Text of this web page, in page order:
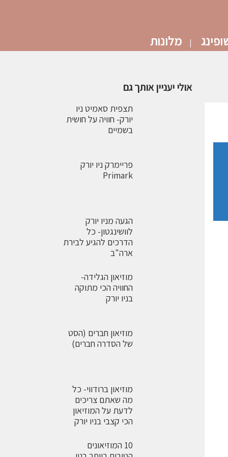
מלונות
אולי יעניין אותך גם
תצפית סאמיט ניו
יורק- חוויה על חושית
בשמיים
פריימרק ניו יורק
Primark
הגעה מניו יורק
לוושינגטון- כל
הדרכים להגיע לבירת
ארה"ב
מוזיאון הגלידה-
החוויה הכי מתוקה
בניו יורק
מוזיאון חברים (הסט
של הסדרה חברים)
מוזיאון ברודווי- כל
מה שאתם צריכים
לדעת על המוזיאון
הכי קצבי בניו יורק
10 המוזיאונים